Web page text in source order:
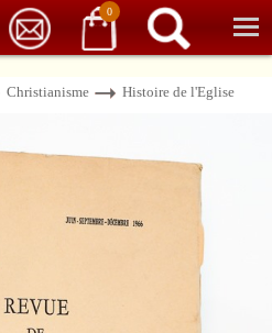
0
Librairie de livres anciens & rares
Christianisme Histoire de l'Eglise